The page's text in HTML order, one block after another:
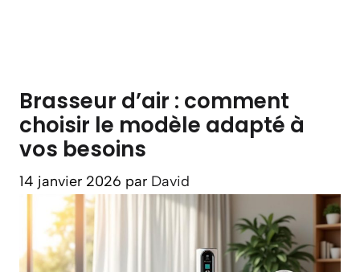
Brasseur d’air : comment
choisir le modèle adapté à
vos besoins
14 janvier 2026 par David